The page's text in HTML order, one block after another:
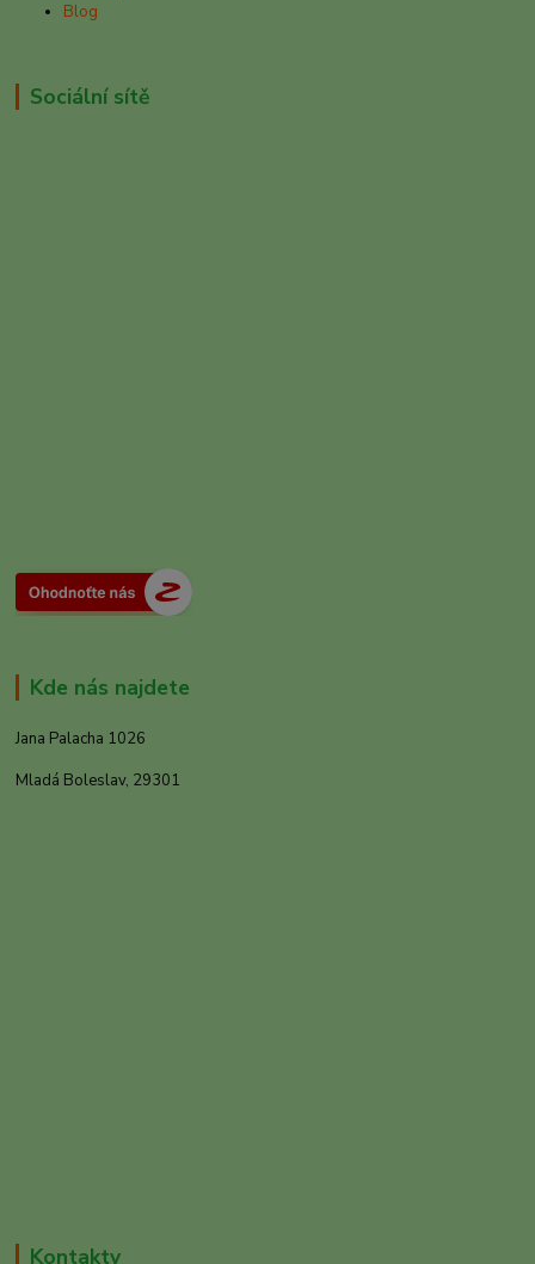
Blog
Sociální sítě
Kde nás najdete
Jana Palacha 1026
Mladá Boleslav, 29301
Kontakty